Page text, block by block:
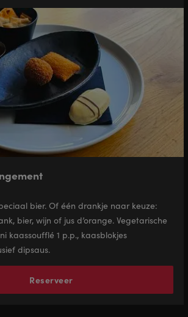
bier. Of één drankje naar keuze:
bier, wijn of jus d’orange. Vegetarische
kaassoufflé 1 p.p., kaasblokjes
dipsaus.
Reserveer